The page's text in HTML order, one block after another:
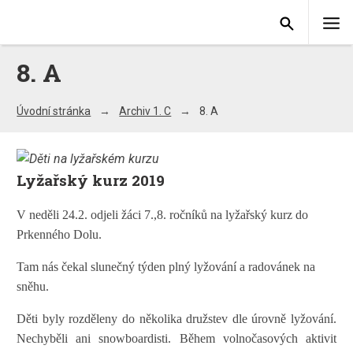
8. A
Úvodní stránka Archiv 1. C 8. A
Lyžařský kurz 2019
V neděli 24.2. odjeli žáci 7.,8. ročníků na lyžařský kurz do
Prkenného Dolu.
Tam nás čekal slunečný týden plný lyžování a radovánek na
sněhu.
Děti byly rozděleny do několika družstev dle úrovně lyžování.
Nechyběli ani snowboardisti. Během volnočasových aktivit